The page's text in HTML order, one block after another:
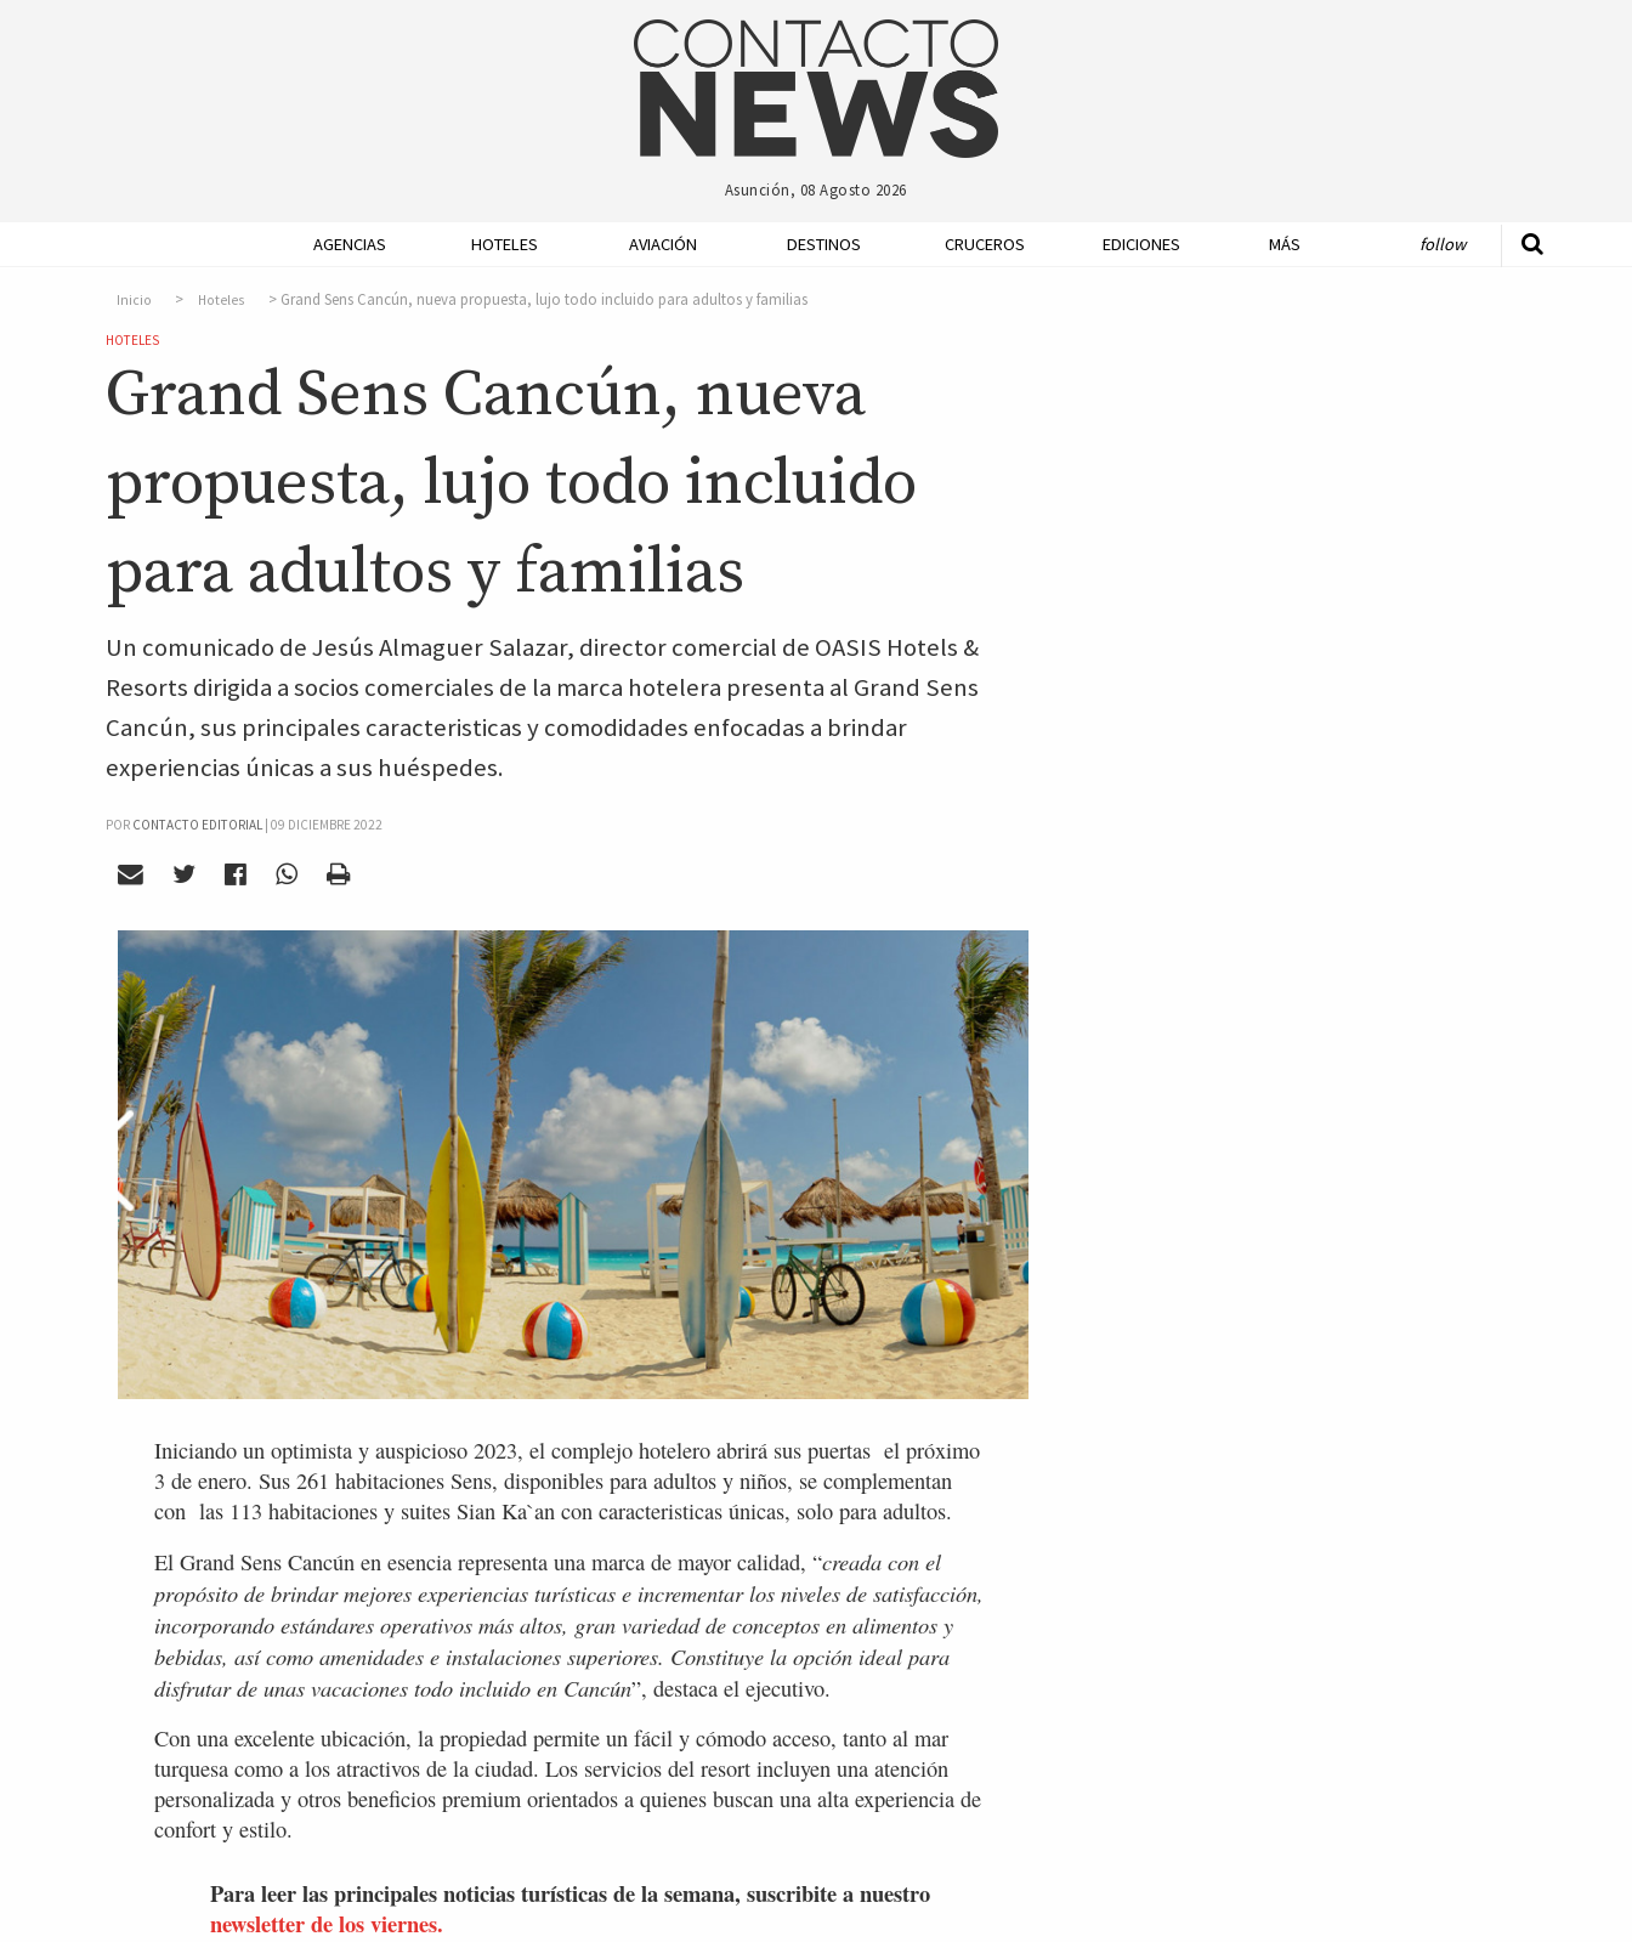
Asunción, 08 Agosto 2026
AGENCIAS HOTELES AVIACIÓN DESTINOS CRUCEROS EDICIONES MÁS follow
Inicio Hoteles Grand Sens Cancún, nueva propuesta, lujo todo incluido para adultos y familias
HOTELES
Grand Sens Cancún, nueva
propuesta, lujo todo incluido
para adultos y familias
Un comunicado de Jesús Almaguer Salazar, director comercial de OASIS Hotels &
Resorts dirigida a socios comerciales de la marca hotelera presenta al Grand Sens
Cancún, sus principales caracteristicas y comodidades enfocadas a brindar
experiencias únicas a sus huéspedes.
POR CONTACTO EDITORIAL | 09 DICIEMBRE 2022
Iniciando un optimista y auspicioso 2023, el complejo hotelero abrirá sus puertas el próximo
3 de enero. Sus 261 habitaciones Sens, disponibles para adultos y niños, se complementan
con las 113 habitaciones y suites Sian Ka`an con caracteristicas únicas, solo para adultos.
El Grand Sens Cancún en esencia representa una marca de mayor calidad, “creada con el
propósito de brindar mejores experiencias turísticas e incrementar los niveles de satisfacción,
incorporando estándares operativos más altos, gran variedad de conceptos en alimentos y
bebidas, así como amenidades e instalaciones superiores. Constituye la opción ideal para
disfrutar de unas vacaciones todo incluido en Cancún”, destaca el ejecutivo.
Con una excelente ubicación, la propiedad permite un fácil y cómodo acceso, tanto al mar
turquesa como a los atractivos de la ciudad. Los servicios del resort incluyen una atención
personalizada y otros beneficios premium orientados a quienes buscan una alta experiencia de
confort y estilo.
Para leer las principales noticias turísticas de la semana, suscribite a nuestro
newsletter de los viernes.